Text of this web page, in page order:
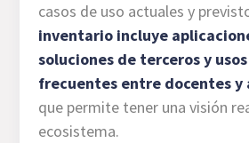
casos de uso actuales y
inventario incluye
soluciones de terceros y
frecuentes entre docentes y
que permite tener una visión
ecosistema.